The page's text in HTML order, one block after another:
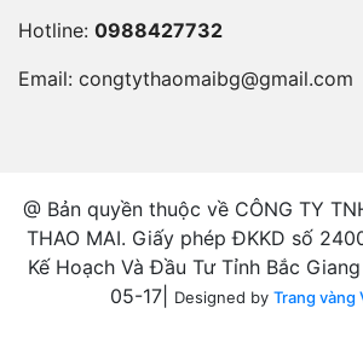
Hotline: 0988427732
Email: congtythaomaibg@gmail.com
@ Bản quyền thuộc về CÔNG TY
THAO MAI. Giấy phép ĐKKD số
Kế Hoạch Và Đầu Tư Tỉnh Bắc
05-17|
Designed by Trang vàng